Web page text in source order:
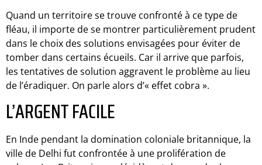
Quand un territoire se trouve confronté à ce type de
fléau, il importe de se montrer particulièrement prudent
dans le choix des solutions envisagées pour éviter de
tomber dans certains écueils. Car il arrive que parfois,
les tentatives de solution aggravent le problème au lieu
de l’éradiquer. On parle alors d’« effet cobra ».
L’ARGENT FACILE
En Inde pendant la domination coloniale britannique, la
ville de Delhi fut confrontée à une prolifération de